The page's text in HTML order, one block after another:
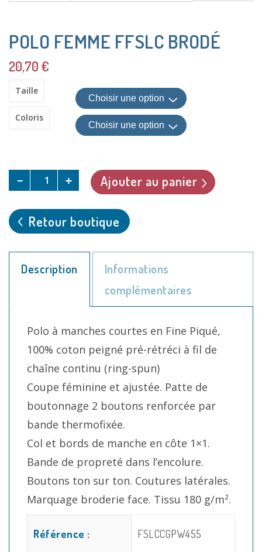
POLO FEMME FFSLC BRODÉ
20,70 €
Taille
Coloris
Quantity Ajouter au panier
Retour boutique
Description
Informations
complémentaires
Polo à manches courtes en Fine Piqué,
100% coton peigné pré-rétréci à fil de
chaîne continu (ring-spun)
Coupe féminine et ajustée. Patte de
boutonnage 2 boutons renforcée par
bande thermofixée.
Col et bords de manche en côte 1×1.
Bande de propreté dans l’encolure.
Boutons ton sur ton. Coutures latérales.
Marquage broderie face. Tissu 180 g/m².
Référence : FSLCCGPW455